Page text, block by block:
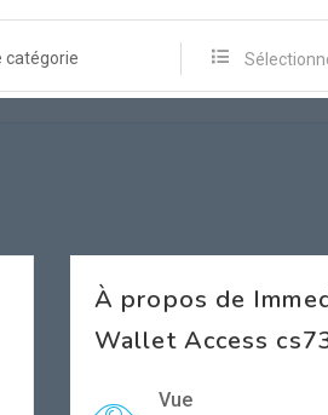
catégorie
À propos de
Wallet Access
Vue